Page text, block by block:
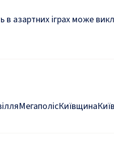
азартних іграх може
МегаполісКиївщина